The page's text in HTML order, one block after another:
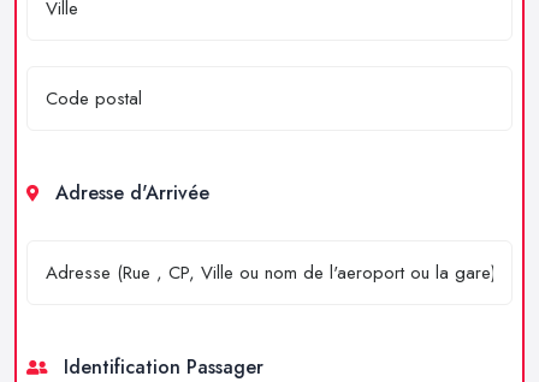
Adresse d'Arrivée
Identification Passager